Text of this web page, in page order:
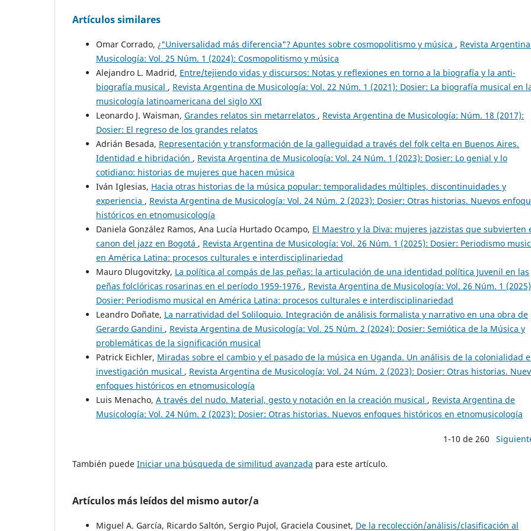
Artículos similares
Omar Corrado, ¿"Universalidad más diferencia"? Apuntes sobre cosmopolitismo y música , Revista
Musicología: Vol. 25 Núm. 1 (2024): Cosmopolitismo y música
Alejandro L. Madrid, Entre/tejiendo vidas y discursos: Notas y reflexiones en torno a la biografía y la anti-
biografía musical , Revista Argentina de Musicología: Vol. 22 Núm. 1 (2021): Dosier: La biografía musical en
musicología latinoamericana del siglo XXI
Leonardo J. Waisman, Grandes relatos sin metarrelatos , Revista Argentina de Musicología: Núm. 18 (2017):
Dosier: El regreso de los grandes relatos
Adrián Besada, Representación y transformación de la galleguidad a través del folk celta en Buenos Aires.
Identidad e hibridación , Revista Argentina de Musicología: Vol. 24 Núm. 1 (2023): Dosier: Lo genial y lo
cotidiano: historias de mujeres que hacen música
Iván Iglesias, Hacia otras historias de la música popular: temporalidades múltiples, discontinuidades y
experiencia , Revista Argentina de Musicología: Vol. 24 Núm. 2 (2023): Dosier: Otras historias. Nuevos
históricos en etnomusicología
Daniela González Ramos, Ana Lucía Hurtado Ocampo, El Maestro y la Diva: mujeres jazzistas que subvierten
canon del jazz en Bogotá , Revista Argentina de Musicología: Vol. 26 Núm. 1 (2025): Dosier: Periodismo
en América Latina: procesos culturales e interdisciplinariedad
Mauro Dlugovitzky, La política al compás de las peñas: la articulación de una identidad política Juvenil en las
peñas folclóricas rosarinas en el período 1959-1976 , Revista Argentina de Musicología: Vol. 26 Núm. 1
Dosier: Periodismo musical en América Latina: procesos culturales e interdisciplinariedad
Leandro Doñate, La narratividad del Soliloquio. Integración de análisis formalista y narrativo en una obra de
Gerardo Gandini , Revista Argentina de Musicología: Vol. 25 Núm. 2 (2024): Dosier: Semiótica de la Música y
problemáticas de la significación musical
Patrick Eichler, Miradas sobre el cambio y el pasado de la música en Uganda. Un análisis de la colonialidad
investigación musical , Revista Argentina de Musicología: Vol. 24 Núm. 2 (2023): Dosier: Otras historias.
enfoques históricos en etnomusicología
Luis Menacho, A través del nudo. Material, gesto y notación en la creación musical , Revista Argentina de
Musicología: Vol. 24 Núm. 2 (2023): Dosier: Otras historias. Nuevos enfoques históricos en etnomusicología
1-10 de 260
También puede Iniciar una búsqueda de similitud avanzada para este artículo.
Artículos más leídos del mismo autor/a
Miguel A. García, Ricardo Saltón, Sergio Pujol, Graciela Cousinet, De la recolección/análisis/clasificación al